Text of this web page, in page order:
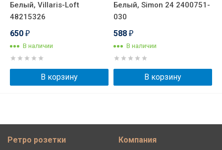
Белый, Villaris-Loft
48215326
650 ₽
В наличии
В корзину
Белый, Simon 24 2400751-
030
588 ₽
В наличии
В корзину
Ретро розетки Компания